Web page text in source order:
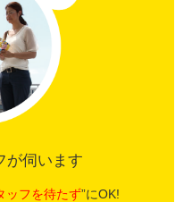
が伺います
ッフを待たず”にOK!